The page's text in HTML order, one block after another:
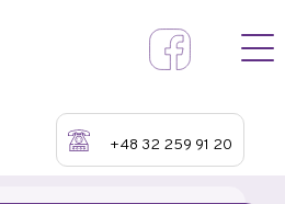
+48 32 259 91 20